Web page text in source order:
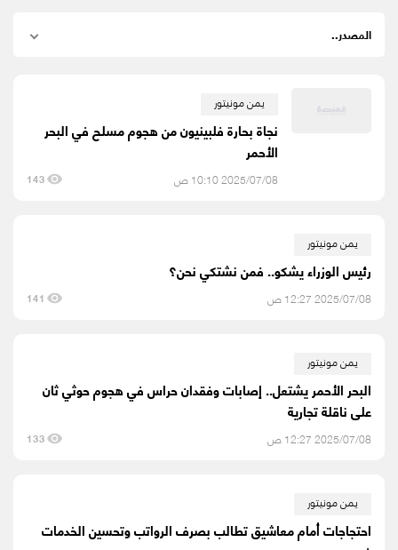
يمن مونيتور
نجاة بحارة فلبينيون من هجوم مسلح في البحر
الأحمر
2025/07/08 10:10 ص 143
يمن مونيتور
رئيس الوزراء يشكو.. فمن نشتكي نحن؟
2025/07/08 12:27 ص 141
يمن مونيتور
البحر الأحمر يشتعل.. إصابات وفقدان حراس في هجوم حوثي ثان
على ناقلة تجارية
2025/07/08 12:27 ص 133
يمن مونيتور
احتجاجات أمام معاشيق تطالب بصرف الرواتب وتحسين الخدمات